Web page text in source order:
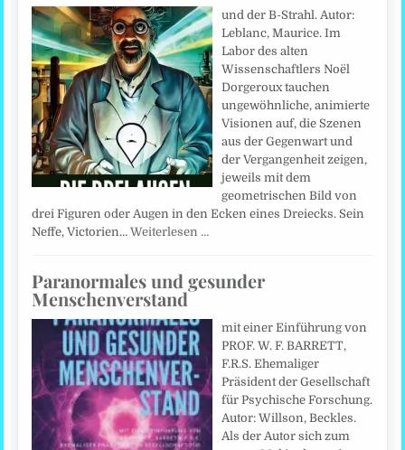
und der B-Strahl. Autor:
Leblanc, Maurice. Im
Labor des alten
Wissenschaftlers Noël
Dorgeroux tauchen
ungewöhnliche, animierte
Visionen auf, die Szenen
aus der Gegenwart und
der Vergangenheit zeigen,
jeweils mit dem
geometrischen Bild von
drei Figuren oder Augen in den Ecken eines Dreiecks. Sein
Neffe, Victorien…Weiterlesen …
Paranormales und gesunder
Menschenverstand
mit einer Einführung von
PROF. W. F. BARRETT,
F.R.S. Ehemaliger
Präsident der Gesellschaft
für Psychische Forschung.
Autor: Willson, Beckles.
Als der Autor sich zum